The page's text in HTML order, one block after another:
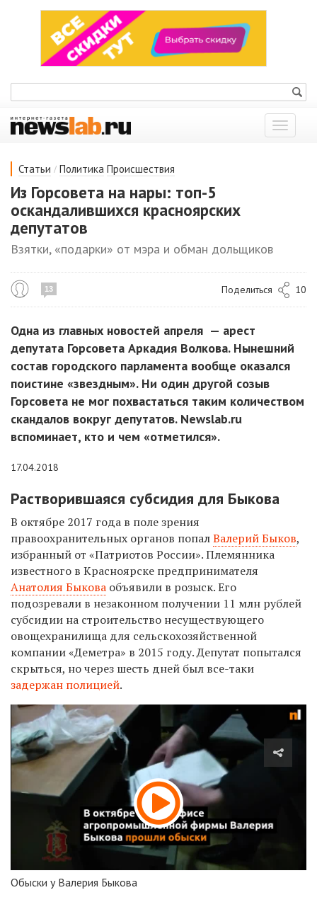
Показать
меню
Статьи / Политика Происшествия
Из Горсовета на нары: топ-5
оскандалившихся красноярских
депутатов
Взятки, «подарки» от мэра и обман дольщиков
13 Поделиться 10
Одна из главных новостей апреля — арест
депутата Горcовета Аркадия Волкова. Нынешний
состав городского парламента вообще оказался
поистине «звездным». Ни один другой созыв
Горсовета не мог похвастаться таким количеством
скандалов вокруг депутатов. Newslab.ru
вспоминает, кто и чем «отметился».
17.04.2018
Растворившаяся субсидия для Быкова
В октябре 2017 года в поле зрения
правоохранительных органов попалВалерий Быков,
избранный от «Патриотов России». Племянника
известного в Красноярске предпринимателя
Анатолия Быкова объявили в розыск. Его
подозревали в незаконном получении 11 млн рублей
субсидии на строительство несуществующего
овощехранилища для сельскохозяйственной
компании «Деметра» в 2015 году. Депутат попытался
скрыться, но через шесть дней был все-таки
задержан полицией.
Обыски у Валерия Быкова